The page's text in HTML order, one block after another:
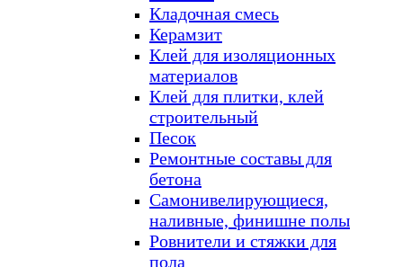
Кладочная смесь
Керамзит
Клей для изоляционных
материалов
Клей для плитки, клей
строительный
Песок
Ремонтные составы для
бетона
Самонивелирующиеся,
наливные, финишне полы
Ровнители и стяжки для
пола